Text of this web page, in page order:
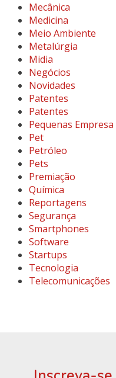
Mecânica
Medicina
Meio Ambiente
Metalúrgia
Midia
Negócios
Novidades
Patentes
Patentes
Pequenas Empresa
Pet
Petróleo
Pets
Premiação
Química
Reportagens
Segurança
Smartphones
Software
Startups
Tecnologia
Telecomunicações